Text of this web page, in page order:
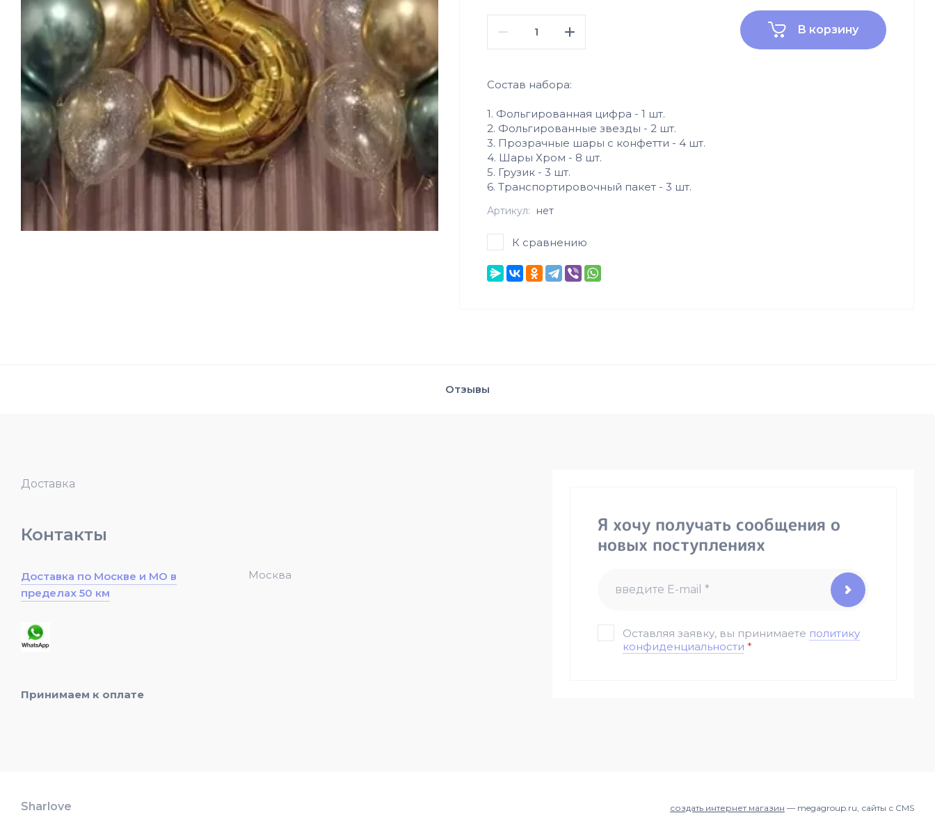
В корзину
Состав набора:
1. Фольгированная цифра - 1 шт.
2. Фольгированные звезды - 2 шт.
3. Прозрачные шары с конфетти - 4 шт.
4. Шары Хром - 8 шт.
5. Грузик - 3 шт.
6. Транспортировочный пакет - 3 шт.
Артикул: нет
К сравнению
Отзывы
Доставка
Контакты
Доставка по Москве и МО в
пределах 50 км
Москва
Принимаем к оплате
Я хочу получать сообщения о
новых поступлениях
Оставляя заявку, вы принимаете политику
конфиденциальности *
Sharlove создать интернет магазин — megagroup.ru, сайты с CMS